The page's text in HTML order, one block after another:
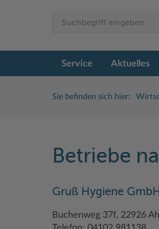
Service Aktuelles
Sie befinden sich hier:
Betriebe
Gruß Hygiene GmbH
Buchenweg 37f, 22926